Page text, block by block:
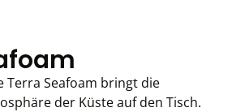
Terra Seafoam bringt die
der Küste auf den Tisch.